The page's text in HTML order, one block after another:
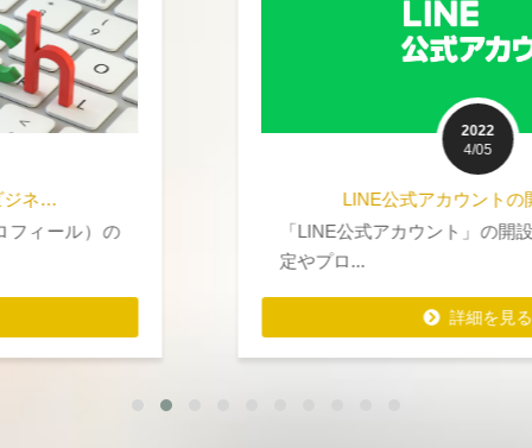
2022
LINE公式アカウントの開設サポ…
「LINE公式アカウント」の開設した後の、各種設
詳細を見る